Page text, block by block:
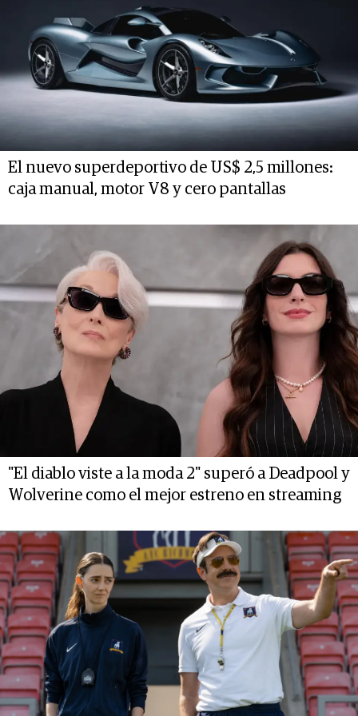
El nuevo superdeportivo de US$ 2,5 millones:
caja manual, motor V8 y cero pantallas
"El diablo viste a la moda 2" superó a Deadpool y
Wolverine como el mejor estreno en streaming